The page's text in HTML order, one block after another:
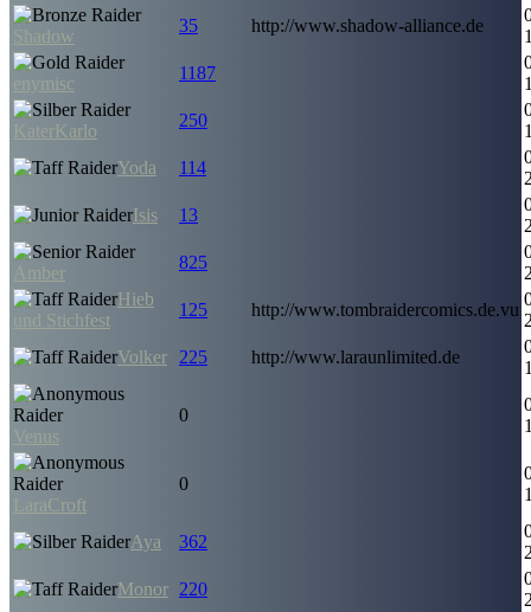
Shadow
35 http://www.shadow-alliance.de
enymisc
1187
KaterKarlo
250
Yoda
114
Isis
13
Amber
825
Hieb
und Stichfest
125 http://www.tombraidercomics.de.vu
Volker
225 http://www.laraunlimited.de
Venus
0
LaraCroft
0
Aya 362
Monor 220